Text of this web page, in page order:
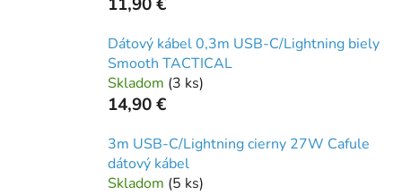
Dátový kábel 0,3m USB-C/Lightning biely
Smooth TACTICAL
Skladom (3 ks)
14,90 €
3m USB-C/Lightning cierny 27W Cafule
dátový kábel
Skladom (5 ks)